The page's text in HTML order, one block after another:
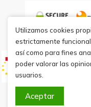
Utilizamos cookies
estrictamente
así como para fines
poder valorar las
usuarios.
Aceptar